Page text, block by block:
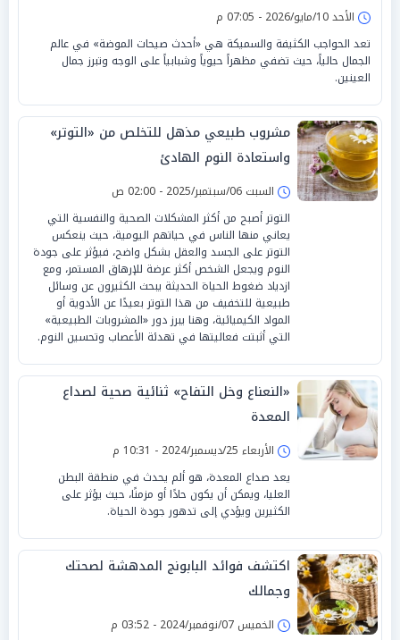
الأحد 10/مايو/2026 - 07:05 م
تعد الحواجب الكثيفة والسميكة هي «أحدث صيحات الموضة» في عالم
الجمال حالياً، حيث تضفي مظهراً حيوياً وشبابياً على الوجه وتبرز جمال
العينين.
مشروب طبيعي مذهل للتخلص من «التوتر»
واستعادة النوم الهادئ
السبت 06/سبتمبر/2025 - 02:00 ص
التوتر أصبح من أكثر المشكلات الصحية والنفسية التي
يعاني منها الناس في حياتهم اليومية، حيث ينعكس
التوتر على الجسد والعقل بشكل واضح، فيؤثر على جودة
النوم ويجعل الشخص أكثر عرضة للإرهاق المستمر، ومع
ازدياد ضغوط الحياة الحديثة يبحث الكثيرون عن وسائل
طبيعية للتخفيف من هذا التوتر بعيدًا عن الأدوية أو
المواد الكيميائية، وهنا يبرز دور «المشروبات الطبيعية»
التي أثبتت فعاليتها في تهدئة الأعصاب وتحسين النوم.
«النعناع وخل التفاح» ثنائية صحية لصداع
المعدة
الأربعاء 25/ديسمبر/2024 - 10:31 م
يعد صداع المعدة، هو ألم يحدث في منطقة البطن
العليا، ويمكن أن يكون حادًا أو مزمنًا، حيث يؤثر على
الكثيرين ويؤدي إلى تدهور جودة الحياة.
اكتشف فوائد البابونج المدهشة لصحتك
وجمالك
الخميس 07/نوفمبر/2024 - 03:52 م